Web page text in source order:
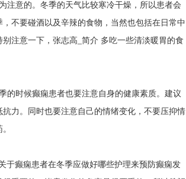
注意的。冬季的天气比较寒冷干燥，所以患者会
不要碰酒以及辛辣的食物，当然也包括在日常中
注意一下， 张志高_简介 多吃一些清淡暖胃的食
的时候癫痫患者也要注意自身的健康素质。建议
力。同时也要注意自己的情绪变化，不要压抑情
于癫痫患者在冬季应做好哪些护理来预防癫痫发